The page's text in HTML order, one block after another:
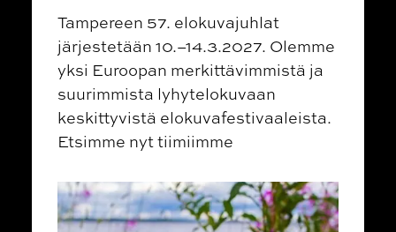
Tampereen 57. elokuvajuhlat
järjestetään 10.–14.3.2027. Olemme
yksi Euroopan merkittävimmistä ja
suurimmista lyhytelokuvaan
keskittyvistä elokuvafestivaaleista.
Etsimme nyt tiimiimme